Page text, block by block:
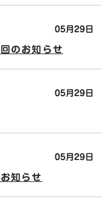
05月29日
のお知らせ
05月29日
05月29日
知らせ